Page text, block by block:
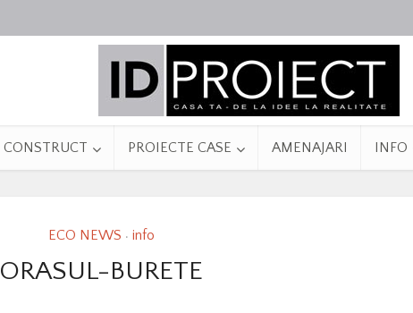
CONSTRUCT PROIECTE CASE AMENAJARI INFO
ECO NEWS • info
ORASUL-BURETE